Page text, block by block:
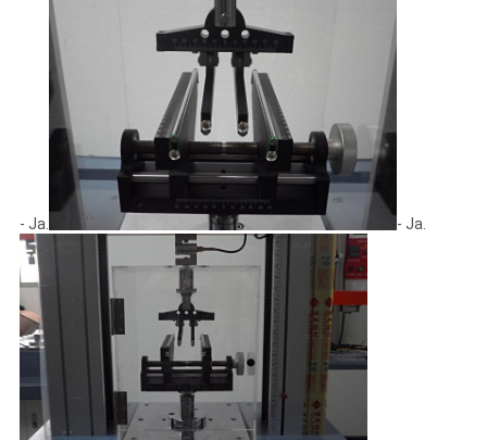
- Ja. - Ja.